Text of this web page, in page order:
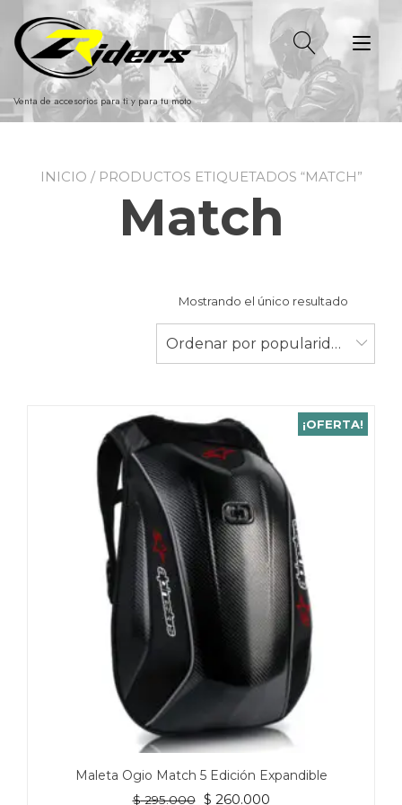
contenido
Venta de accesorios para ti y para tu moto
INICIO / PRODUCTOS ETIQUETADOS “MATCH”
Match
Mostrando el único resultado
Ordenar por popularidad
¡OFERTA!
Maleta Ogio Match 5 Edición Expandible
$295.000 El
$ 260.000El